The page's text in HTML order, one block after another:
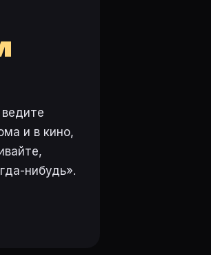
и в кино,
нибудь».